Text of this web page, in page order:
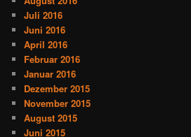
Juli 2016
Juni 2016
April 2016
Februar 2016
Januar 2016
Dezember 2015
November 2015
August 2015
Juni 2015